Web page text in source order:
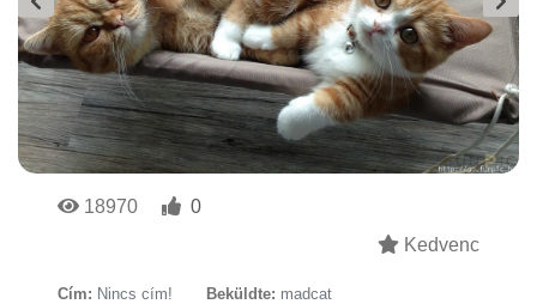
18970
0
Kedvenc
Cím: Nincs cím! Beküldte: madcat